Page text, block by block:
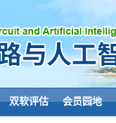
双软评估 会员园地